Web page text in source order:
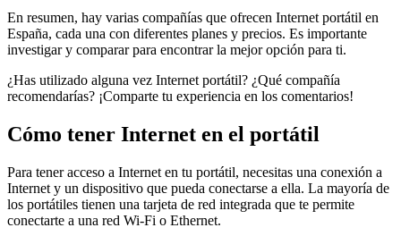
En resumen, hay varias compañías que ofrecen Internet portátil en
España, cada una con diferentes planes y precios. Es importante
investigar y comparar para encontrar la mejor opción para ti.
¿Has utilizado alguna vez Internet portátil? ¿Qué compañía
recomendarías? ¡Comparte tu experiencia en los comentarios!
Cómo tener Internet en el portátil
Para tener acceso a Internet en tu portátil, necesitas una conexión a
Internet y un dispositivo que pueda conectarse a ella. La mayoría de
los portátiles tienen una tarjeta de red integrada que te permite
conectarte a una red Wi-Fi o Ethernet.